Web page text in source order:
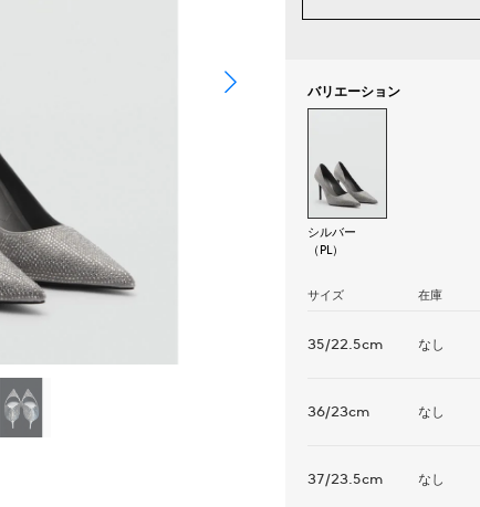
バリエーション
シルバー
（PL）
サイズ 在庫
35/22.5cm なし
36/23cm なし
37/23.5cm なし